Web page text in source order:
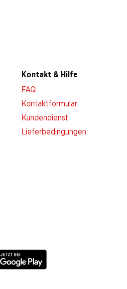
Kontakt & Hilfe
FAQ
Kontaktformular
Kundendienst
Lieferbedingungen